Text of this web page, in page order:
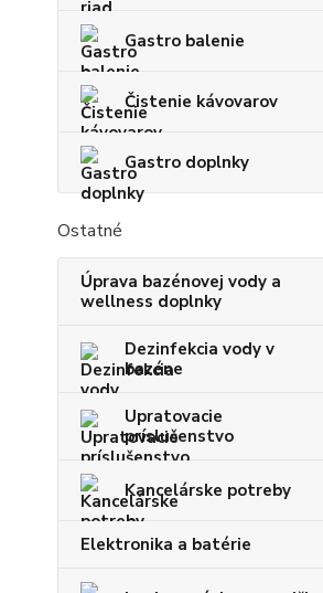
Gastro balenie
Čistenie kávovarov
Gastro doplnky
Ostatné
Úprava bazénovej vody a
wellness doplnky
Dezinfekcia vody v
bazéne
Upratovacie
príslušenstvo
Kancelárske potreby
Elektronika a batérie